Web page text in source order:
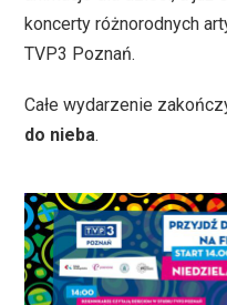
koncerty różnorodnych
TVP3 Poznań.
Całe wydarzenie
do nieba.